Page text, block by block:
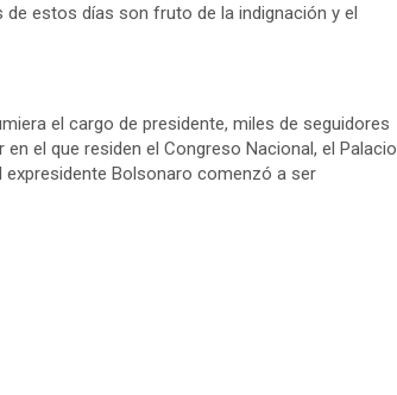
estos días son fruto de la indignación y el
el cargo de presidente, miles de seguidores
el que residen el Congreso Nacional, el Palacio
expresidente Bolsonaro comenzó a ser